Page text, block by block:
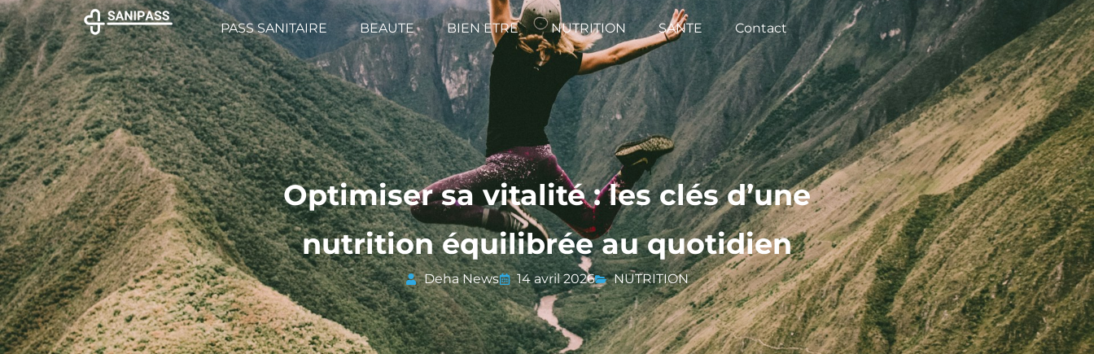
PASS SANITAIRE BEAUTE BIEN ETRE NUTRITION SANTE Contact
Optimiser sa vitalité : les clés d’une
nutrition équilibrée au quotidien
Deha News 14 avril 2026 NUTRITION